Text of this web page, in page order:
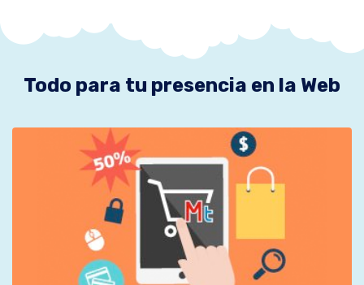
Todo para tu presencia en la Web